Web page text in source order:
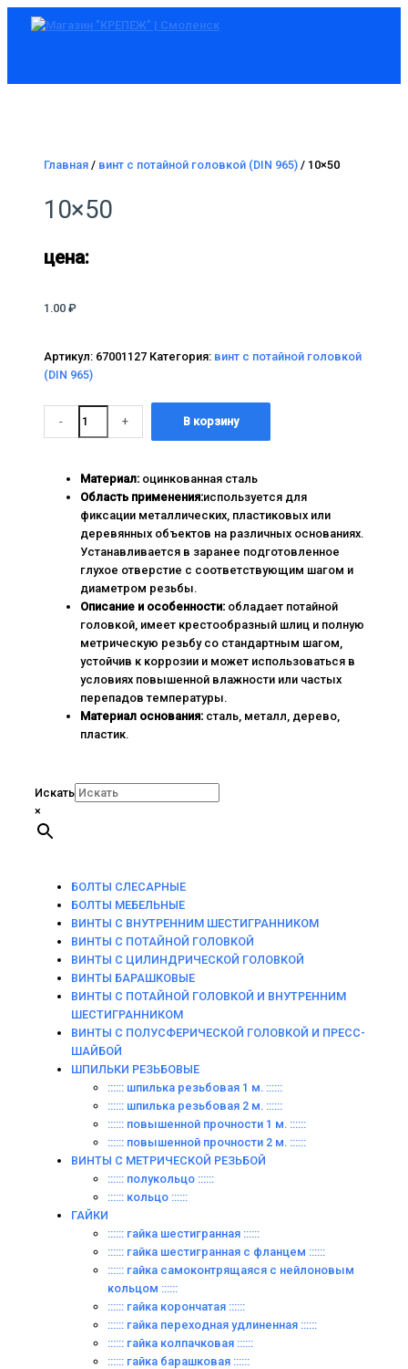
Перейти Главное
Главная/ винт с потайной головкой (DIN 965)/ 10×50
10×50
цена:
1.00 ₽
Артикул: 67001127 Категория: винт с потайной головкой
(DIN 965)
-
Количество
+ В корзину
Материал:оцинкованная сталь
Область применения:используется для
фиксации металлических, пластиковых или
деревянных объектов на различных основаниях.
Устанавливается в заранее подготовленное
глухое отверстие с соответствующим шагом и
диаметром резьбы.
Описание и особенности:обладает потайной
головкой, имеет крестообразный шлиц и полную
метрическую резьбу со стандартным шагом,
устойчив к коррозии и может использоваться в
условиях повышенной влажности или частых
перепадов температуры.
Материал основания:сталь, металл, дерево,
пластик.
Искать
×
БОЛТЫ СЛЕСАРНЫЕ
БОЛТЫ МЕБЕЛЬНЫЕ
ВИНТЫ С ВНУТРЕННИМ ШЕСТИГРАННИКОМ
ВИНТЫ С ПОТАЙНОЙ ГОЛОВКОЙ
ВИНТЫ С ЦИЛИНДРИЧЕСКОЙ ГОЛОВКОЙ
ВИНТЫ БАРАШКОВЫЕ
ВИНТЫ С ПОТАЙНОЙ ГОЛОВКОЙ И ВНУТРЕННИМ
ШЕСТИГРАННИКОМ
ВИНТЫ С ПОЛУСФЕРИЧЕСКОЙ ГОЛОВКОЙ И ПРЕСС-
ШАЙБОЙ
ШПИЛЬКИ РЕЗЬБОВЫЕ
:::::: шпилька резьбовая 1 м. ::::::
:::::: шпилька резьбовая 2 м. ::::::
:::::: повышенной прочности 1 м. ::::::
:::::: повышенной прочности 2 м. ::::::
ВИНТЫ C МЕТРИЧЕСКОЙ РЕЗЬБОЙ
:::::: полукольцо ::::::
:::::: кольцо ::::::
ГАЙКИ
:::::: гайка шестигранная ::::::
:::::: гайка шестигранная с фланцем ::::::
:::::: гайка самоконтрящаяся с нейлоновым
кольцом ::::::
:::::: гайка корончатая ::::::
:::::: гайка переходная удлиненная ::::::
:::::: гайка колпачковая ::::::
:::::: гайка барашковая ::::::